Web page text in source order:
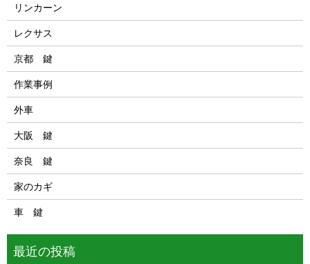
リンカーン
レクサス
京都 鍵
作業事例
外車
大阪 鍵
奈良 鍵
家のカギ
車 鍵
最近の投稿